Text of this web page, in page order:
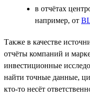
в отчётах
например, от
Также в качестве
отчёты компаний и
инвестиционные
найти точные данные,
кто-то несёт